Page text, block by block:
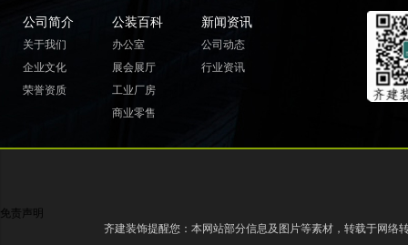
公司简介
关于我们
企业文化
荣誉资质
公装百科
办公室
展会展厅
工业厂房
商业零售
新闻资讯
公司动态
行业资讯
免责声明
齐建装饰提醒您：本网站部分信息及图片等素材，转载于网络